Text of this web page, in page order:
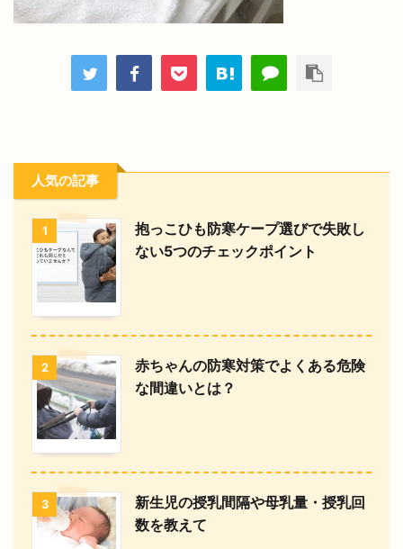
人気の記事
1
抱っこひも防寒ケープ選びで失敗し
ない5つのチェックポイント
2
赤ちゃんの防寒対策でよくある危険
な間違いとは？
3
新生児の授乳間隔や母乳量・授乳回
数を教えて